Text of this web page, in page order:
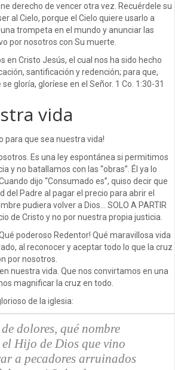
derecho de vencer otra vez. Recuérdele su
al Cielo, porque el Cielo quiere usarlo a
trompeta en el mundo y anunciar las
por nosotros con Su muerte.
en Cristo Jesús, el cual nos ha sido hecho
santificación y redención; para que,
gloría, gloríese en el Señor. 1 Co. 1:30-31
vida
para que sea nuestra vida!
Es una ley espontánea si permitimos
y no batallamos con las “obras”. Él ya lo
dijo “Consumado es”, quiso decir que
del Padre al pagar el precio para abrir el
pudiera volver a Dios… SOLO A PARTIR
de Cristo y no por nuestra propia justicia.
poderoso Redentor! Qué maravillosa vida
al reconocer y aceptar todo lo que la cruz
por nosotros.
nuestra vida. Que nos convirtamos en una
magnificar la cruz en todo.
de la iglesia:
dolores, qué nombre
Hijo de Dios que vino
a pecadores arruinados